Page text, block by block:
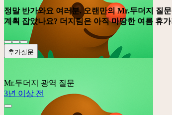
정말 반가와요 여러분. 오랜만의 Mr.두더지 질
계획 잡았나요? 더지팀은 아직 마땅한 여름 휴
추가질문
Mr.두더지
광역 질문
3년 이상 전